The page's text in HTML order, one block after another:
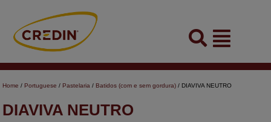
content
Flyout
Menu
Home / Portuguese / Pastelaria / Batidos (com e sem gordura) / DIAVIVA NEUTRO
DIAVIVA NEUTRO